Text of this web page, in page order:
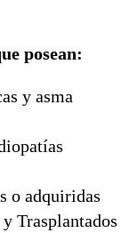
posean:
y asma
o adquiridas
Trasplantados